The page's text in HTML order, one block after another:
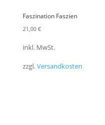
Faszination Faszien
21,00 €
inkl. MwSt.
zzgl.Versandkosten